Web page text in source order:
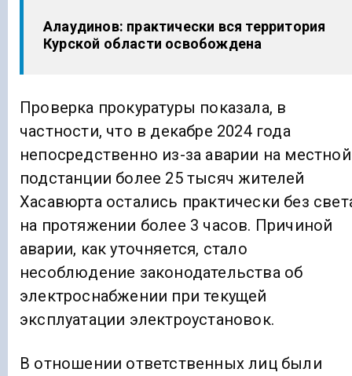
Алаудинов: практически вся территория
Курской области освобождена
Проверка прокуратуры показала, в
частности, что в декабре 2024 года
непосредственно из-за аварии на местной
подстанции более 25 тысяч жителей
Хасавюрта остались практически без
на протяжении более 3 часов. Причиной
аварии, как уточняется, стало
несоблюдение законодательства об
электроснабжении при текущей
эксплуатации электроустановок.
В отношении ответственных лиц были